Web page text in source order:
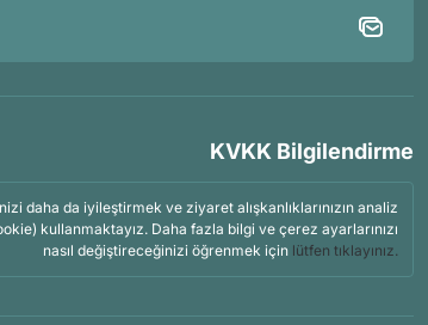
KVKK Bilgilendirme
daha da iyileştirmek ve ziyaret alışkanlıklarınızın analiz
kullanmaktayız. Daha fazla bilgi ve çerez ayarlarınızı
nasıl değiştireceğinizi öğrenmek için lütfen tıklayınız.